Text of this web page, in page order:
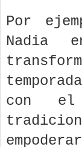
Por
Nadia
con el